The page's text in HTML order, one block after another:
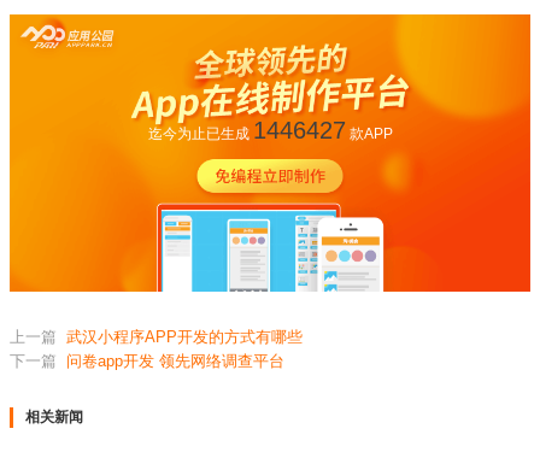
迄今为止已生成 1446427 款APP
上一篇 武汉小程序APP开发的方式有哪些
下一篇
问卷app开发 领先网络调查平台
相关新闻